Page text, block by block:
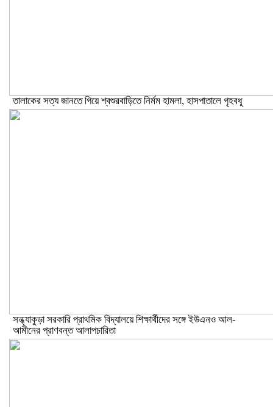
তালাকের সত্য জানতে গিয়ে শ্বশুরবাড়িতে নির্মম হামলা, হাসপাতালে গৃহবধূ
সন্ধ্যাকুড়া সরকারি প্রাথমিক বিদ্যালয়ে শিক্ষার্থীদের সঙ্গে ইউএনও আল-
আমীনের প্রাণবন্ত আলাপচারিতা